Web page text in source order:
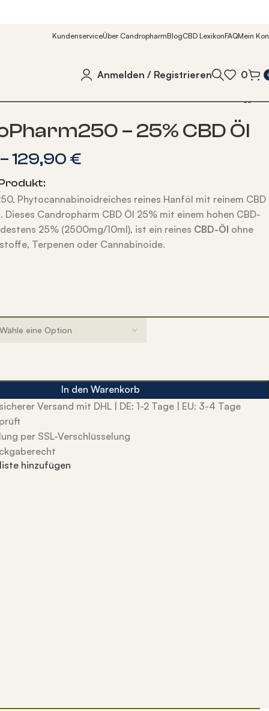
KundenserviceÜber CandropharmBlogCBD LexikonFAQMein
Anmelden / Registrieren 0
– 25% CBD Öl
129,90 €
Phytocannabinoidreiches reines Hanföl mit reinem CBD
Dieses Candropharm CBD Öl 25% mit einem hohen CBD-
25% (2500mg/10ml), ist ein reines CBD-Öl ohne
Terpenen oder Cannabinoide.
In den Warenkorb
Versand mit DHL | DE: 1-2 Tage | EU: 3-4 Tage
per SSL-Verschlüsselung
hinzufügen